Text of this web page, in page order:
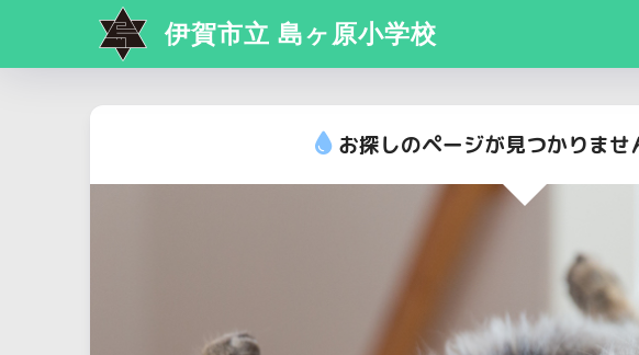
伊賀市立 島ヶ原小学校
お探しのページが見つかりませ